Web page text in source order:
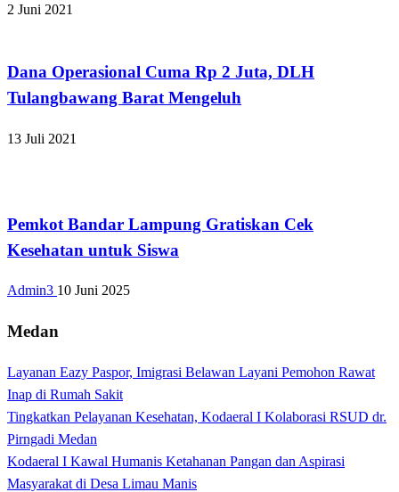
2 Juni 2021
Dana Operasional Cuma Rp 2 Juta, DLH
Tulangbawang Barat Mengeluh
13 Juli 2021
Pemkot Bandar Lampung Gratiskan Cek
Kesehatan untuk Siswa
Admin3 10 Juni 2025
Medan
Layanan Eazy Paspor, Imigrasi Belawan Layani Pemohon Rawat
Inap di Rumah Sakit
Tingkatkan Pelayanan Kesehatan, Kodaeral I Kolaborasi RSUD dr.
Pirngadi Medan‎
Kodaeral I Kawal Humanis Ketahanan Pangan dan Aspirasi
Masyarakat di Desa Limau Manis